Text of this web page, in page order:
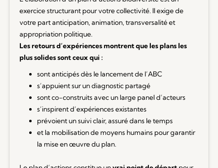
exercice structurant pour votre collectivité. Il exige de
votre part anticipation, animation, transversalité et
appropriation politique.
Les retours d’expériences montrent que les plans les
plus solides sont ceux qui :
sont anticipés dès le lancement de l’ABC
s’appuient sur un diagnostic partagé
sont co-construits avec un large panel d’acteurs
s’inspirent d’expériences existantes
prévoient un suivi clair, assuré dans le temps
et la mobilisation de moyens humains pour garantir
la mise en œuvre du plan.